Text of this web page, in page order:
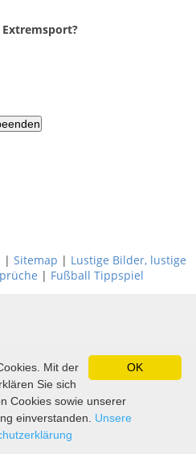
| Sitemap | Lustige Bilder, lustige
| Fußball Tippspiel
OK
Mit der
Sie sich
Cookies sowie unserer
einverstanden. Unsere